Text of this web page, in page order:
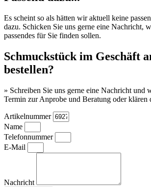
Es scheint so als hätten wir aktuell keine
dazu. Schicken Sie uns gerne eine Nachricht,
passendes für Sie finden sollen.
Schmuckstück im Geschäft
bestellen?
» Schreiben Sie uns gerne eine Nachricht und
Termin zur Anprobe und Beratung oder klären
Artikelnummer
Name
Telefonnummer
E-Mail
Nachricht